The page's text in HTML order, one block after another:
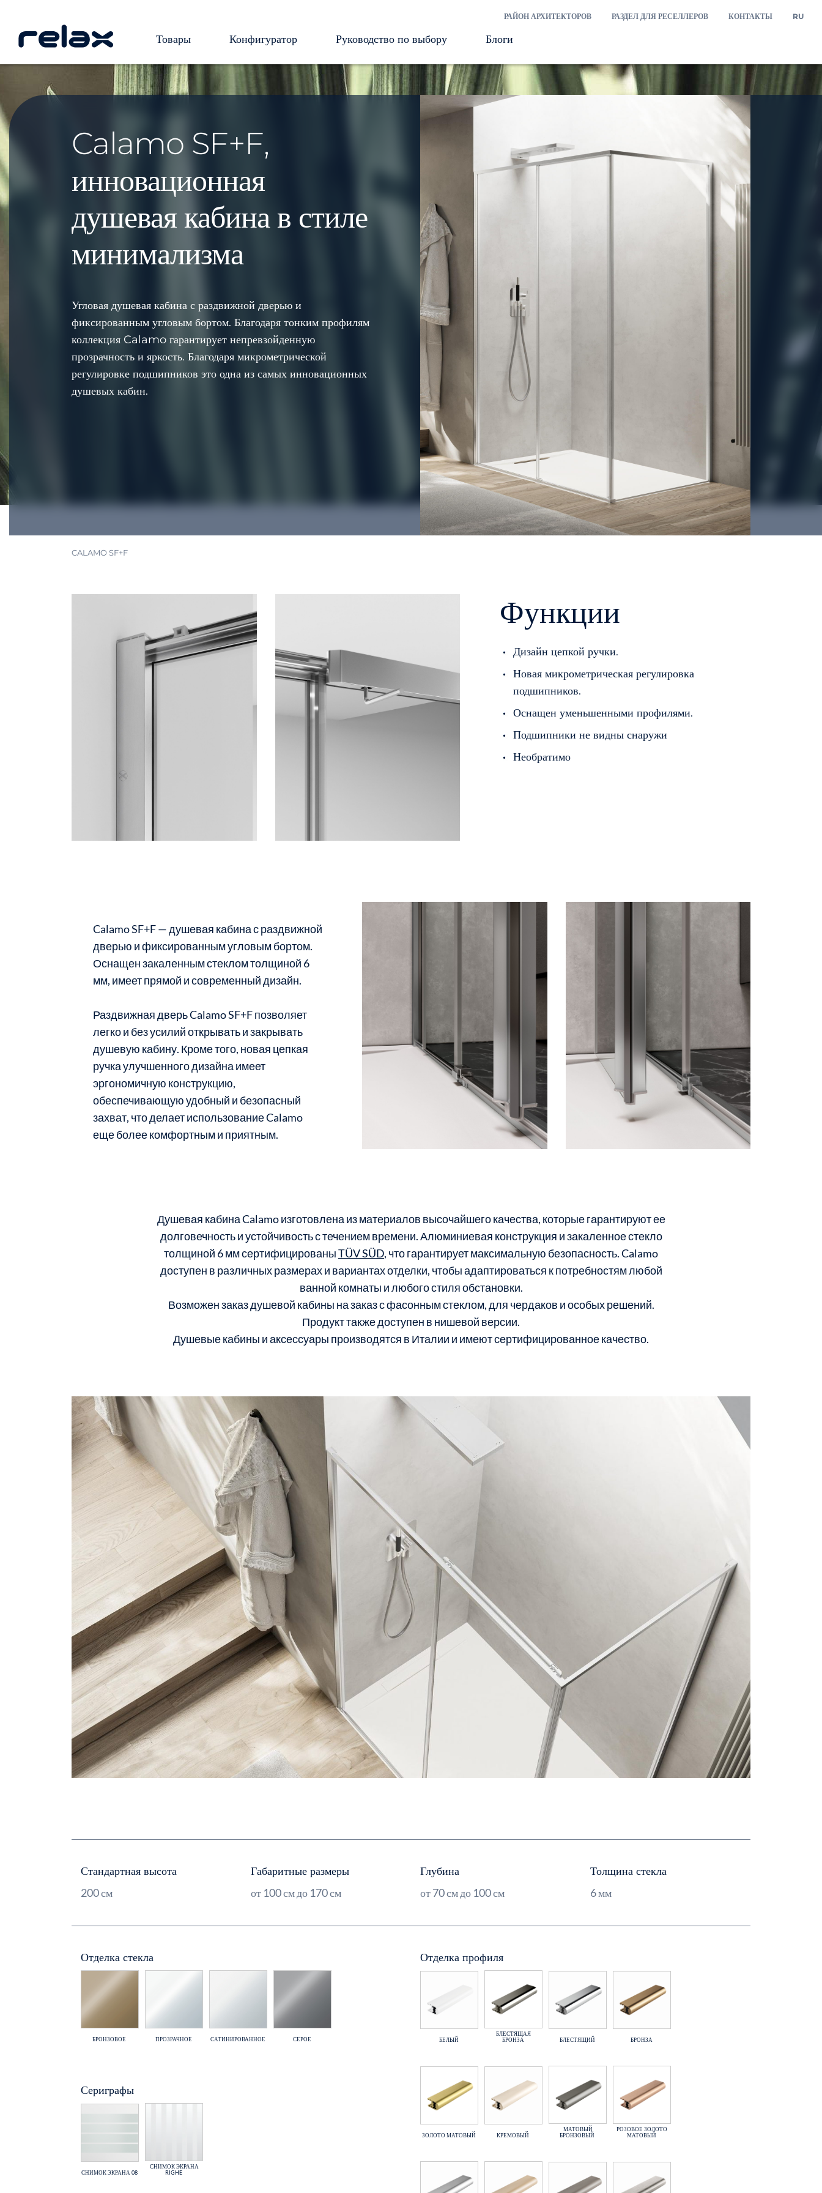
РАЙОН АРХИТЕКТОРОВ РАЗДЕЛ ДЛЯ РЕСЕЛЛЕРОВ КОНТАКТЫ RU
Товары Конфигуратор Руководство по выбору Блоги
Calamo SF+F,
инновационная
душевая кабина в стиле
минимализма
Угловая душевая кабина с раздвижной дверью и
фиксированным угловым бортом. Благодаря тонким профилям
коллекция Calamo гарантирует непревзойденную
прозрачность и яркость. Благодаря микрометрической
регулировке подшипников это одна из самых инновационных
душевых кабин.
CALAMO SF+F
Функции
Дизайн цепкой ручки.
Новая микрометрическая регулировка
подшипников.
Оснащен уменьшенными профилями.
Подшипники не видны снаружи
Необратимо
Calamo SF+F — душевая кабина с раздвижной
дверью и фиксированным угловым бортом.
Оснащен закаленным стеклом толщиной 6
мм, имеет прямой и современный дизайн.
Раздвижная дверь Calamo SF+F позволяет
легко и без усилий открывать и закрывать
душевую кабину. Кроме того, новая цепкая
ручка улучшенного дизайна имеет
эргономичную конструкцию,
обеспечивающую удобный и безопасный
захват, что делает использование Calamo
еще более комфортным и приятным.
Душевая кабина Calamo изготовлена ​​из материалов высочайшего качества, которые гарантируют ее
долговечность и устойчивость с течением времени. Алюминиевая конструкция и закаленное стекло
толщиной 6 мм сертифицированыTÜV SÜD, что гарантирует максимальную безопасность. Calamo
доступен в различных размерах и вариантах отделки, чтобы адаптироваться к потребностям любой
ванной комнаты и любого стиля обстановки.
Возможен заказ душевой кабины на заказ с фасонным стеклом, для чердаков и особых решений.
Продукт также доступен в нишевой версии.
Душевые кабины и аксессуары производятся в Италии и имеют сертифицированное качество.
Стандартная высота
200 см
Габаритные размеры
от 100 см до 170 см
Глубина
от 70 см до 100 см
Толщина стекла
6 мм
Отделка стекла
БРОНЗОВОЕ ПРОЗРАЧНОЕ САТИНИРОВАННОЕ СЕРОЕ
Сериграфы
СНИМОК ЭКРАНА 08
СНИМОК ЭКРАНА
RIGHE
Отделка профиля
БЕЛЫЙ
БЛЕСТЯЩАЯ
БРОНЗА
БЛЕСТЯЩИЙ БРОНЗА
ЗОЛОТО МАТОВЫЙ КРЕМОВЫЙ
МАТОВЫЙ
БРОНЗОВЫЙ
РОЗОВОЕ ЗОЛОТО
МАТОВЫЙ